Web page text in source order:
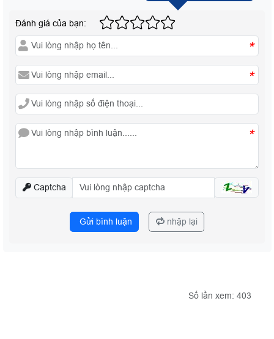
Đánh giá của bạn:
*
*
*
Captcha
Gửi bình luận nhập lại
Số lần xem: 403